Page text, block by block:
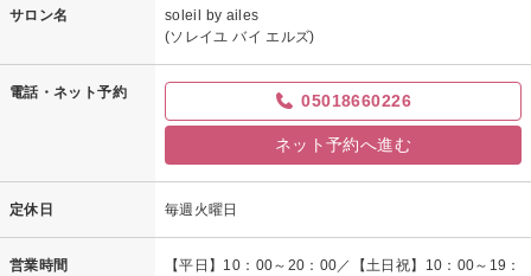
サロン名
soleil by ailes
(ソレイユ バイ エルズ)
電話・ネット予約 05018660226
ネット予約へ進む
定休日 毎週火曜日
営業時間
【平日】10：00～20：00／【土日祝】10：00～19：